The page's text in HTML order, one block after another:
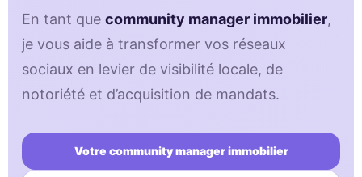
En tant quecommunity manager immobilier,
je vous aide à transformer vos réseaux
sociaux en levier de visibilité locale, de
notoriété et d’acquisition de mandats.
Votre community manager immobilier